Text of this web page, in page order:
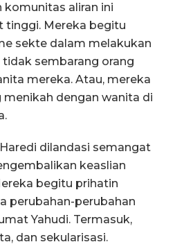
komunitas aliran ini
tinggi. Mereka begitu
sekte dalam melakukan
tidak sembarang orang
mereka. Atau, mereka
dengan wanita di
dilandasi semangat
keaslian
begitu prihatin
perubahan-perubahan
Yahudi. Termasuk,
dan sekularisasi.